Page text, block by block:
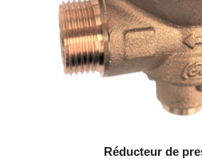
Réducteur de